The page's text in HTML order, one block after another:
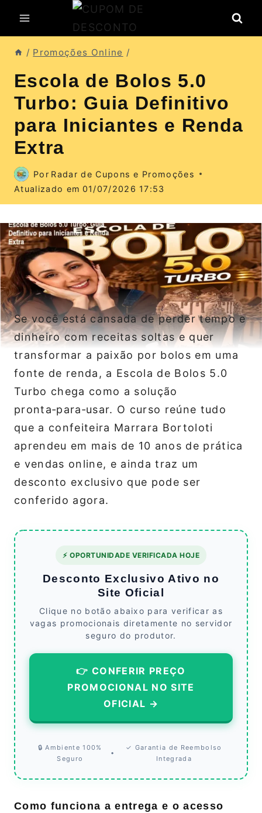
/ Promoções Online /
Escola de Bolos 5.0
Turbo: Guia Definitivo
para Iniciantes e Renda
Extra
Por Radar de Cupons e Promoções
Atualizado em 01/07/2026 17:53
Se você está cansada de perder tempo e
dinheiro com receitas soltas e quer
transformar a paixão por bolos em uma
fonte de renda, a Escola de Bolos 5.0
Turbo chega como a solução
pronta‑para‑usar. O curso reúne tudo
que a confeiteira Marrara Bortoloti
aprendeu em mais de 10 anos de prática
e vendas online, e ainda traz um
desconto exclusivo que pode ser
conferido agora.
⚡ OPORTUNIDADE VERIFICADA HOJE
Desconto Exclusivo Ativo no
Site Oficial
Clique no botão abaixo para verificar as
vagas promocionais diretamente no servidor
seguro do produtor.
👉 CONFERIR PREÇO
PROMOCIONAL NO SITE
OFICIAL →
🔒 Ambiente 100%
Seguro
•
✓ Garantia de Reembolso
Integrada
Como funciona a entrega e o acesso